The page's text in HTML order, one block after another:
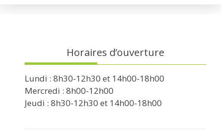
Horaires d’ouverture
Lundi : 8h30-12h30 et 14h00-18h00
Mercredi : 8h00-12h00
Jeudi : 8h30-12h30 et 14h00-18h00